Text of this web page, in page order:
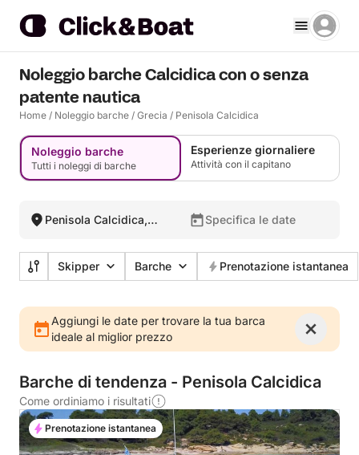
Noleggio barche Calcidica con o senza
patente nautica
Home / Noleggio barche / Grecia / Penisola Calcidica
Noleggio barche
Tutti i noleggi di barche
Esperienze giornaliere
Attività con il capitano
Penisola Calcidica,
Specifica le date
Skipper Barche Prenotazione istantanea
Aggiungi le date per trovare la tua barca
ideale al miglior prezzo
Barche di tendenza - Penisola Calcidica
Come ordiniamo i risultati
Prenotazione istantanea